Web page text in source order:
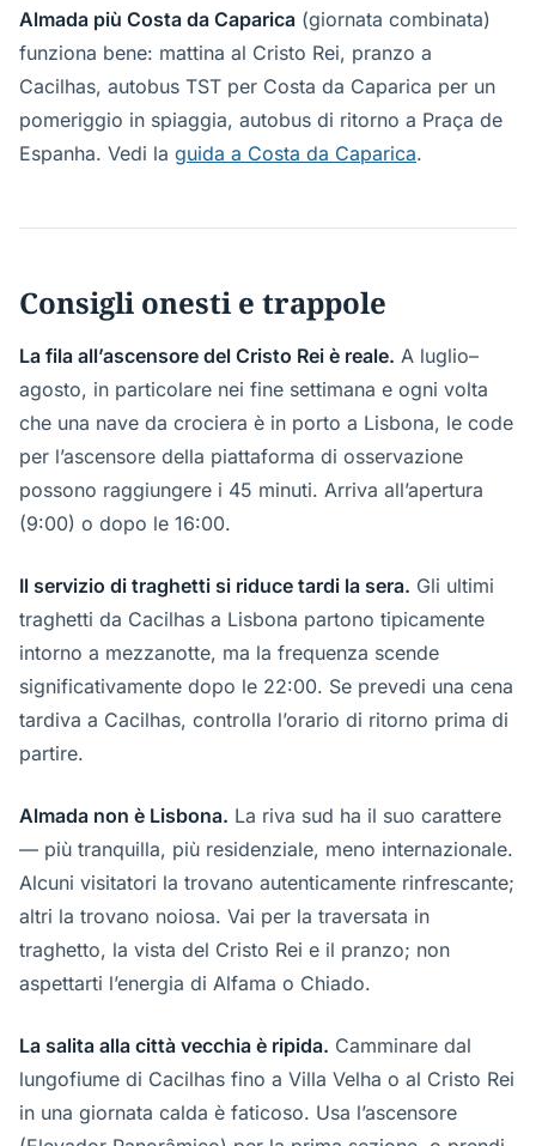
Almada più Costa da Caparica (giornata combinata)
funziona bene: mattina al Cristo Rei, pranzo a
Cacilhas, autobus TST per Costa da Caparica per un
pomeriggio in spiaggia, autobus di ritorno a Praça de
Espanha. Vedi la guida a Costa da Caparica.
Consigli onesti e trappole
La fila all’ascensore del Cristo Rei è reale. A luglio–
agosto, in particolare nei fine settimana e ogni volta
che una nave da crociera è in porto a Lisbona, le code
per l’ascensore della piattaforma di osservazione
possono raggiungere i 45 minuti. Arriva all’apertura
(9:00) o dopo le 16:00.
Il servizio di traghetti si riduce tardi la sera. Gli ultimi
traghetti da Cacilhas a Lisbona partono tipicamente
intorno a mezzanotte, ma la frequenza scende
significativamente dopo le 22:00. Se prevedi una cena
tardiva a Cacilhas, controlla l’orario di ritorno prima di
partire.
Almada non è Lisbona. La riva sud ha il suo carattere
— più tranquilla, più residenziale, meno internazionale.
Alcuni visitatori la trovano autenticamente rinfrescante;
altri la trovano noiosa. Vai per la traversata in
traghetto, la vista del Cristo Rei e il pranzo; non
aspettarti l’energia di Alfama o Chiado.
La salita alla città vecchia è ripida. Camminare dal
lungofiume di Cacilhas fino a Villa Velha o al Cristo Rei
in una giornata calda è faticoso. Usa l’ascensore